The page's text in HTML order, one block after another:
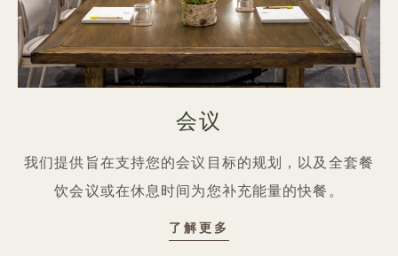
会议
我们提供旨在支持您的会议目标的规划，以及全套餐
饮会议或在休息时间为您补充能量的快餐。
了解更多